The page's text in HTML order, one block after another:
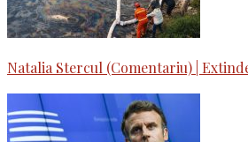
Natalia Stercul (Comentariu) |